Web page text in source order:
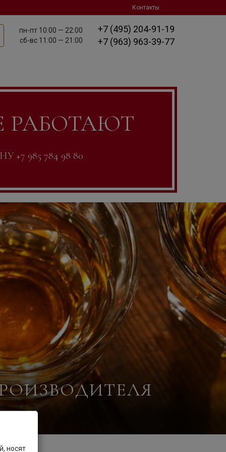
Контакты
пн-пт 10:00 — 22:00
сб-вс 11:00 — 21:00
+7 (495) 204-91-19
+7 (963) 963-39-77
РАБОТАЮТ
985 784 98 80
носят